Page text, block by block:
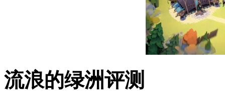
流浪的绿洲评测